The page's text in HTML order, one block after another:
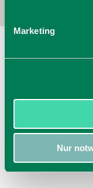
Marketing
Nur
Schliersee
zur Homepage